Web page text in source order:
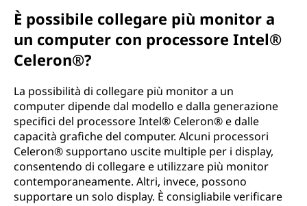
È possibile collegare più monitor a
un computer con processore Intel®
Celeron®?
La possibilità di collegare più monitor a un
computer dipende dal modello e dalla generazione
specifici del processore Intel® Celeron® e dalle
capacità grafiche del computer. Alcuni processori
Celeron® supportano uscite multiple per i display,
consentendo di collegare e utilizzare più monitor
contemporaneamente. Altri, invece, possono
supportare un solo display. È consigliabile verificare